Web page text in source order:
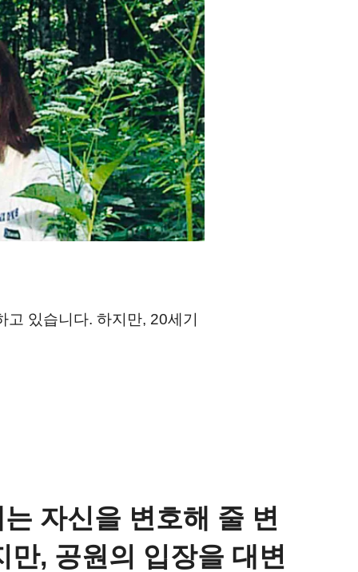
있습니다. 하지만, 20세기
자신을 변호해 줄 변
만, 공원의 입장을 대변